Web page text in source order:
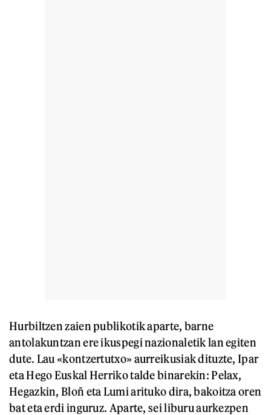
Hurbiltzen zaien publikotik aparte, barne
antolakuntzan ere ikuspegi nazionaletik lan egiten
dute. Lau «kontzertutxo» aurreikusiak dituzte, Ipar
eta Hego Euskal Herriko talde binarekin: Pelax,
Hegazkin, Bloñ eta Lumi arituko dira, bakoitza oren
bat eta erdi inguruz. Aparte, sei liburu aurkezpen